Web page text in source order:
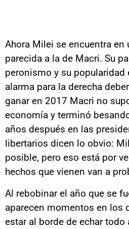
Ahora Milei se encuentra en
parecida a la de Macri. Su
peronismo y su popularidad
alarma para la derecha
ganar en 2017 Macri no
economía y terminó
años después en las
libertarios dicen lo obvio:
posible, pero eso está por
hechos que vienen van a
Al rebobinar el año que se
aparecen momentos en los
estar al borde de echar todo